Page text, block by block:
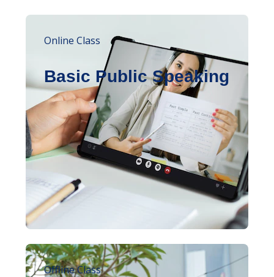
Online Class
Basic Public Speaking
Offline Class